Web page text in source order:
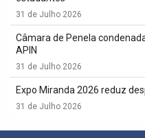
31 de Julho 2026
Câmara de Penela
APIN
31 de Julho 2026
Expo Miranda 2026 reduz
31 de Julho 2026